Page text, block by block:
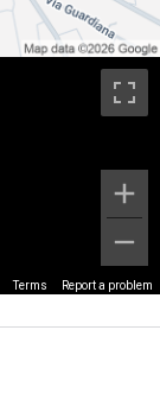
Terms Report a problem